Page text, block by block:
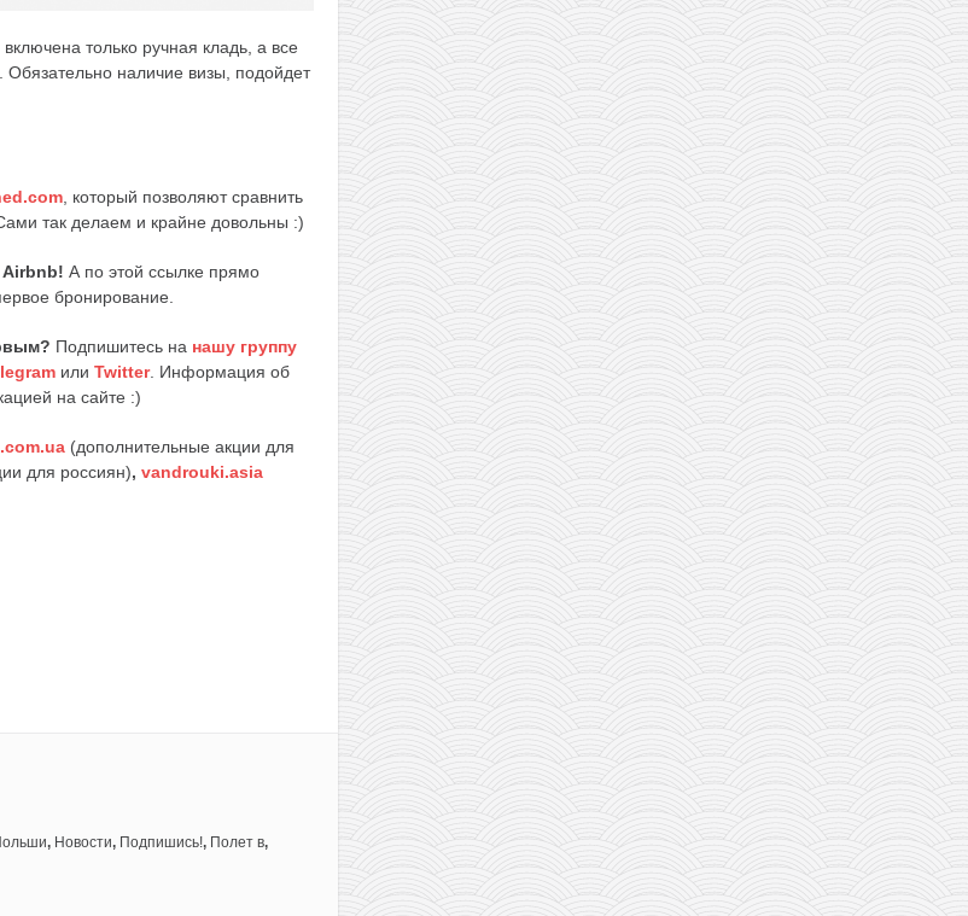
только ручная кладь, а все
Обязательно наличие визы, подойдет
, который позволяют сравнить
так делаем и крайне довольны :)
Airbnb! А по этой ссылке прямо
бронирование.
Подпишитесь на нашу группу
или Twitter. Информация об
на сайте :)
(дополнительные акции для
для россиян), vandrouki.asia
, Новости, Подпишись!, Полет в,